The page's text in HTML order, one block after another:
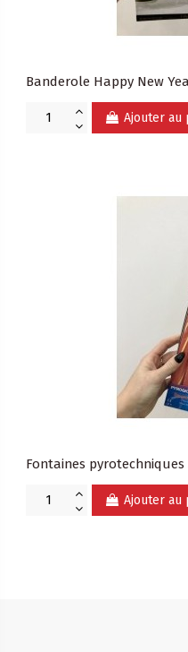
Banderole Happy New
Ajouter au
Fontaines pyrotechniques
Ajouter au